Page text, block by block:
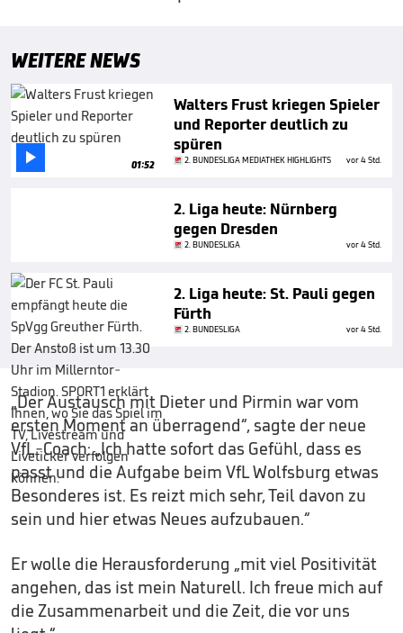
WEITERE NEWS
 01:52
Walters Frust kriegen Spieler
und Reporter deutlich zu
spüren
2. BUNDESLIGA MEDIATHEK HIGHLIGHTS vor 4 Std.
2. Liga heute: Nürnberg
gegen Dresden
2. BUNDESLIGA vor 4 Std.
2. Liga heute: St. Pauli gegen
Fürth
2. BUNDESLIGA vor 4 Std.
„Der Austausch mit Dieter und Pirmin war vom
ersten Moment an überragend“, sagte der neue
VfL-Coach: „Ich hatte sofort das Gefühl, dass es
passt und die Aufgabe beim VfL Wolfsburg etwas
Besonderes ist. Es reizt mich sehr, Teil davon zu
sein und hier etwas Neues aufzubauen.“
Er wolle die Herausforderung „mit viel Positivität
angehen, das ist mein Naturell. Ich freue mich auf
die Zusammenarbeit und die Zeit, die vor uns